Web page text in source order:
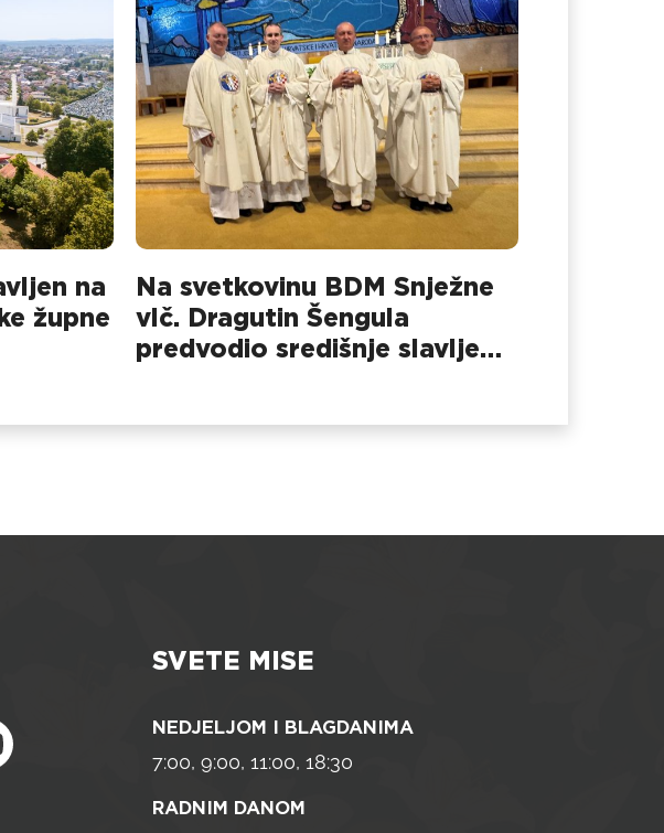
na
župne
Na svetkovinu BDM Snježne
vlč. Dragutin Šengula
predvodio središnje slavlje
SVETE MISE
NEDJELJOM I BLAGDANIMA
7:00, 9:00, 11:00, 18:30
RADNIM DANOM